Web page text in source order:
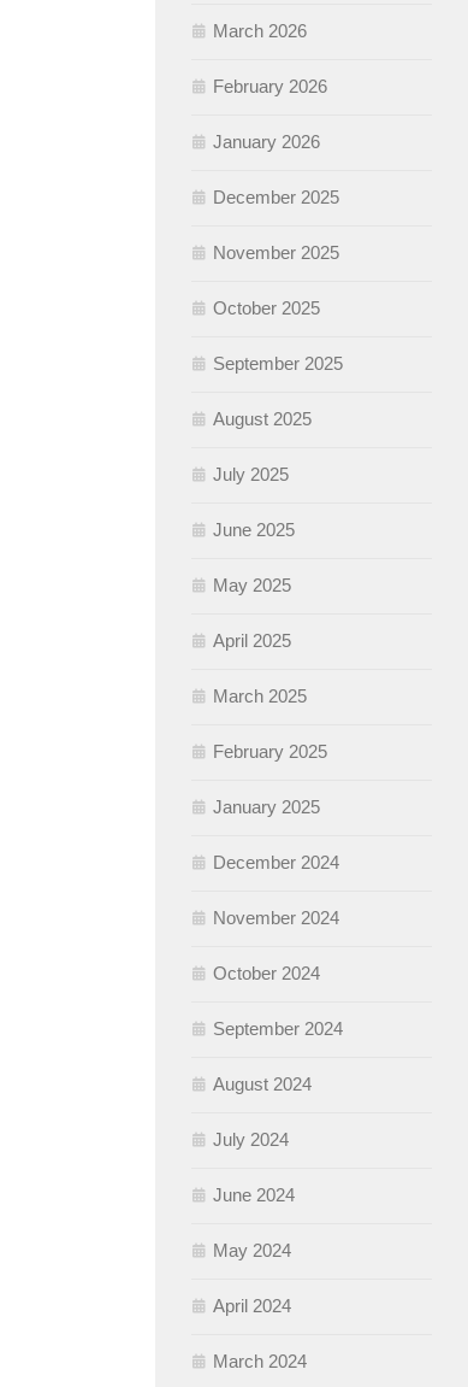
March 2026
February 2026
January 2026
December 2025
November 2025
October 2025
September 2025
August 2025
July 2025
June 2025
May 2025
April 2025
March 2025
February 2025
January 2025
December 2024
November 2024
October 2024
September 2024
August 2024
July 2024
June 2024
May 2024
April 2024
March 2024